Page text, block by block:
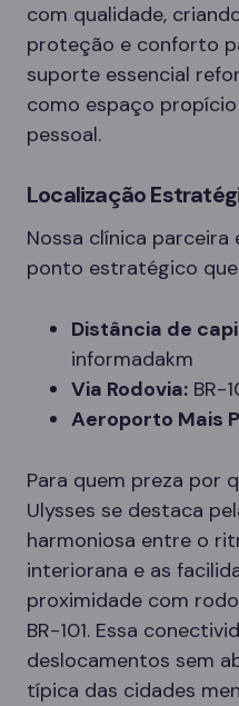
com qualidade,
proteção e conforto
suporte essencial
como espaço
pessoal.
Localização
Nossa clínica
ponto estratégico
Distância de
informadakm
Via Rodovia: BR-
Aeroporto Mais
Para quem preza por
Ulysses se destaca
harmoniosa entre o
interiorana e as
proximidade com
BR-101. Essa
deslocamentos sem
típica das cidades